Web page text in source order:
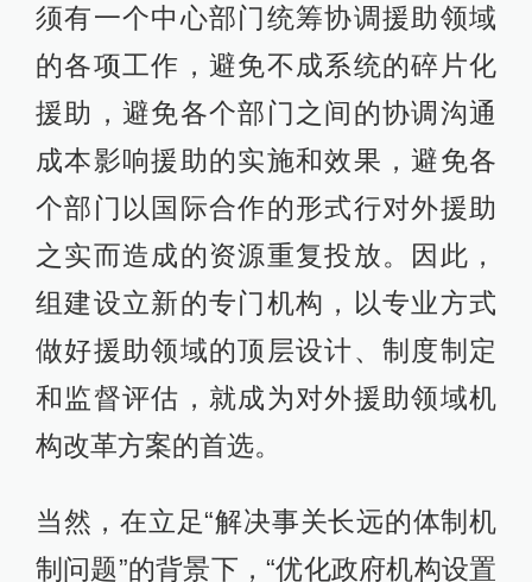
须有一个中心部门统筹协调援助领域
的各项工作，避免不成系统的碎片化
援助，避免各个部门之间的协调沟通
成本影响援助的实施和效果，避免各
个部门以国际合作的形式行对外援助
之实而造成的资源重复投放。因此，
组建设立新的专门机构，以专业方式
做好援助领域的顶层设计、制度制定
和监督评估，就成为对外援助领域机
构改革方案的首选。
当然，在立足“解决事关长远的体制机
制问题”的背景下，“优化政府机构设置